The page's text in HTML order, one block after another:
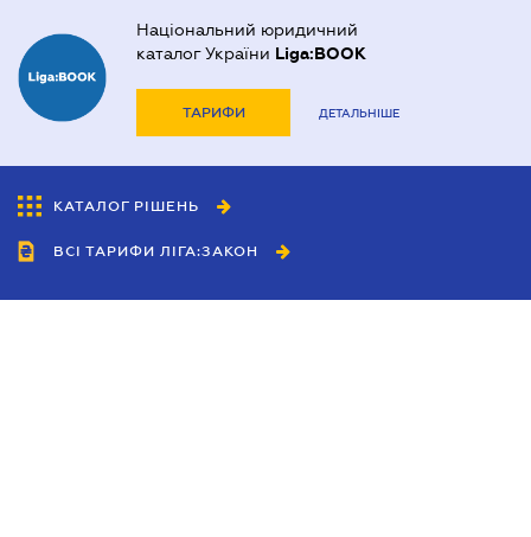
Національний юридичний
каталог України Liga:BOOK
ТАРИФИ ДЕТАЛЬНІШЕ
КАТАЛОГ РІШЕНЬ
ВСІ ТАРИФИ ЛІГА:ЗАКОН